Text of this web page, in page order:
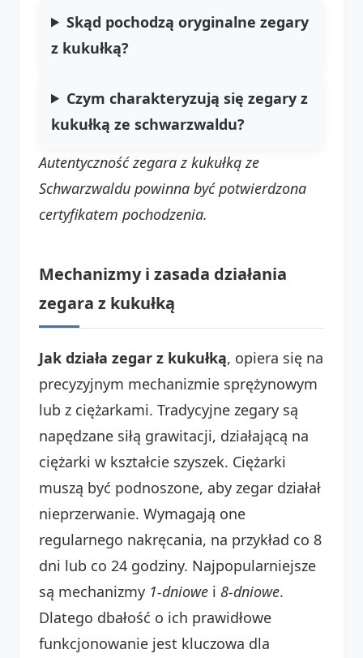
Skąd pochodzą oryginalne zegary
z kukułką?
Czym charakteryzują sięzegary z
kukułką ze schwarzwaldu?
Autentyczność zegara z kukułką ze
Schwarzwaldu powinna być potwierdzona
certyfikatem pochodzenia.
Mechanizmy i zasada działania
zegara z kukułką
Jak działa zegar z kukułką, opiera się na
precyzyjnym mechanizmie sprężynowym
lub z ciężarkami. Tradycyjne zegary są
napędzane siłą grawitacji, działającą na
ciężarki w kształcie szyszek. Ciężarki
muszą być podnoszone, aby zegar działał
nieprzerwanie. Wymagają one
regularnego nakręcania, na przykład co 8
dni lub co 24 godziny. Najpopularniejsze
są mechanizmy 1-dniowe i 8-dniowe.
Dlatego dbałość o ich prawidłowe
funkcjonowanie jest kluczowa dla